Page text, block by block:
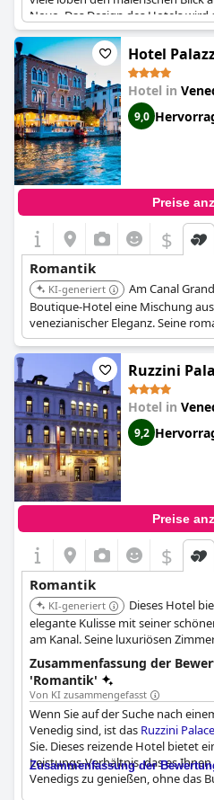
Novo. Das Design des Hotels
und niedlich beschrieben und
einladenden Aufenthalt. Der
ohnehin schon schönen Hotel
Romantik. Alles in allem ist das
luxuriösen Annehmlichkeiten und
das perfekte Ziel für jedes Paar,
Rückzugsort sucht.
Hotel
Hotel in
9,0
Preise
$
Romantik
KI-generiert
Am Canal
Boutique-Hotel eine Mischung
venezianischer Eleganz. Seine
luxuriösen Annehmlichkeiten
Aufenthalt für Paare.
Ruzzini
Hotel in
9,2
Preise
$
Romantik
KI-generiert
Dieses Hotel
elegante Kulisse mit seiner
am Kanal. Seine luxuriösen
Service schaffen ein
romantischen Urlaub in Venedig
Zusammenfassung der
'Romantik'
Von KI zusammengefasst
Wenn Sie auf der Suche nach
Venedig sind, ist das Ruzzini
Sie. Dieses reizende Hotel bietet
Leistungs-Verhältnis, das es
Venedigs zu genießen, ohne das
Zusammenfassung der